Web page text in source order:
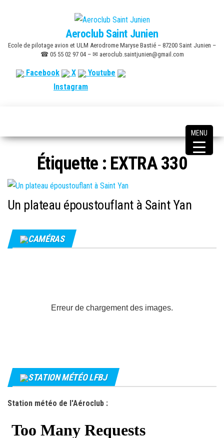
content
Aeroclub Saint Junien
Ecole de pilotage avion et ULM Aerodrome Maryse Bastié – 87200 Saint Junien –
☎ 05 55 02 97 04 – ✉ aeroclub.saintjunien@gmail.com
Facebook X
Youtube
Instagram
Étiquette : EXTRA 330
Un plateau époustouflant à Saint Yan
CAMÉRAS
Erreur de chargement des images.
STATION MÉTÉO LFBJ
Station météo de l'Aéroclub :
MENU